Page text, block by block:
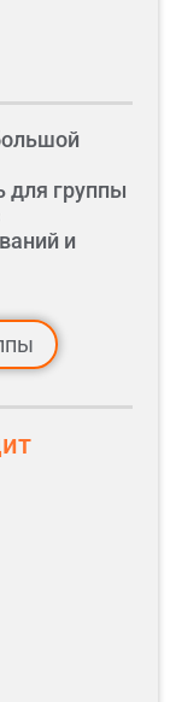
для группы
и